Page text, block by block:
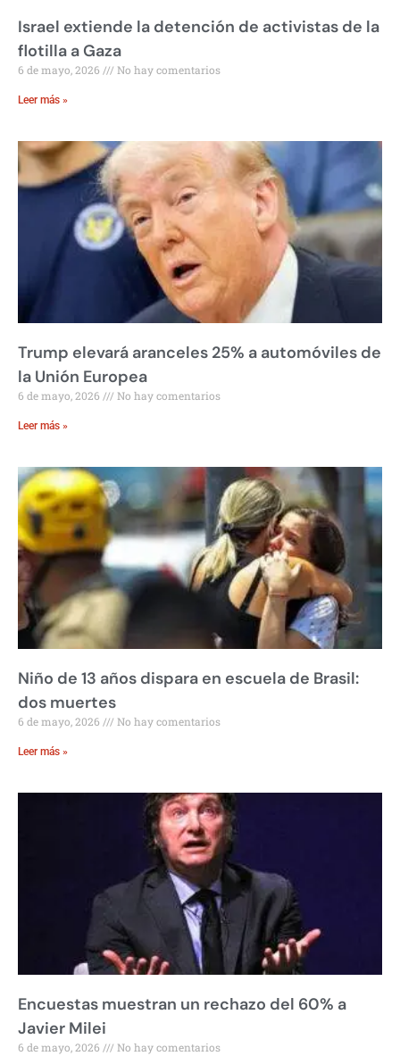
Israel extiende la detención de activistas de la
flotilla a Gaza
6 de mayo, 2026 No hay comentarios
Leer más »
Trump elevará aranceles 25% a automóviles de
la Unión Europea
6 de mayo, 2026 No hay comentarios
Leer más »
Niño de 13 años dispara en escuela de Brasil:
dos muertes
6 de mayo, 2026 No hay comentarios
Leer más »
Encuestas muestran un rechazo del 60% a
Javier Milei
6 de mayo, 2026 No hay comentarios